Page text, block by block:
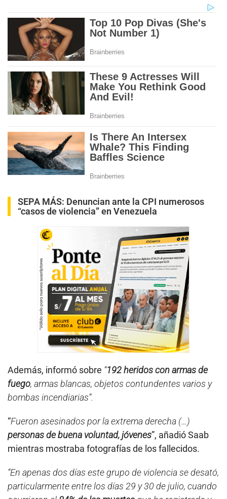
SEPA MÁS: Denuncian ante la CPI numerosos
“casos de violencia” en Venezuela
Además, informó sobre “192 heridos con armas de
fuego, armas blancas, objetos contundentes varios y
bombas incendiarias”.
“Fueron asesinados por la extrema derecha (…)
personas de buena voluntad, jóvenes”, añadió Saab
mientras mostraba fotografías de los fallecidos.
“En apenas dos días este grupo de violencia se desató,
particularmente entre los días 29 y 30 de julio, cuando